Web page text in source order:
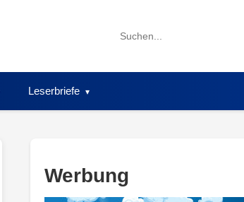
Search
Leserbriefe
Werbung